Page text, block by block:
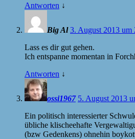
Antworten ↓
Big Al 3. August 2013 um
Lass es dir gut gehen.
Ich entspanne momentan in
Antworten ↓
ossi1967 5. August 2013
Ein politisch interessierter
übliche klischeehafte
(bzw Gedenkens) ohnehin